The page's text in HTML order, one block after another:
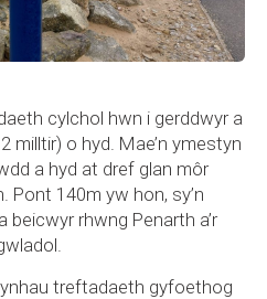
cylchol hwn i gerddwyr a
milltir) o hyd. Mae’n ymestyn
a hyd at dref glan môr
Pont 140m yw hon, sy’n
beicwyr rhwng Penarth a’r
treftadaeth gyfoethog